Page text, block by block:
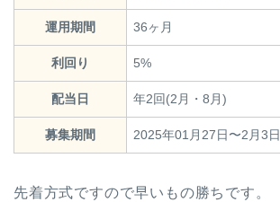
運用期間 36ヶ月
利回り 5%
配当日 年2回(2月・8月)
募集期間 2025年01月27日〜2月3日
先着方式ですので早いもの勝ちです。